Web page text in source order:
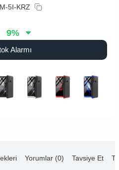
5I-KRZ
9%
Alarmı
Yorumlar (0) Tavsiye Et